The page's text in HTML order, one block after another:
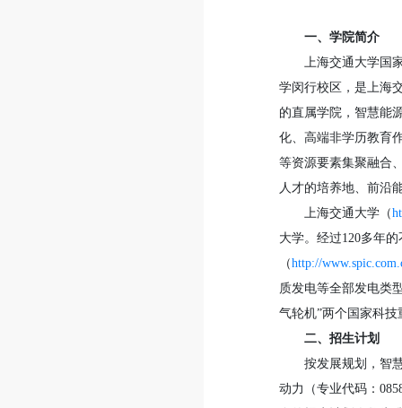
一、学院简介
上海交通大学国
学闵行校区，是上海
的直属学院，智慧能
化、高端非学历教育
等资源要素集聚融合
人才的培养地、前沿
上海交通大学（
大学。经过120多年
（http://
质发电等全部发电类
气轮机”两个国家科技
二、招生计划
按发展规划，智
动力（专业代码：